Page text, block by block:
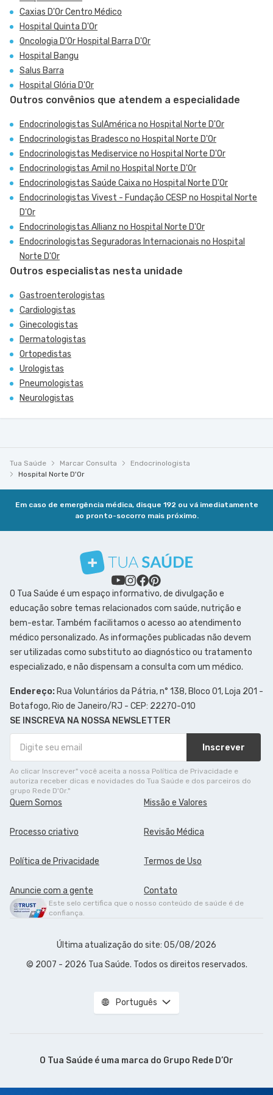
Caxias D'Or Centro Médico
Hospital Quinta D'Or
Oncologia D'Or Hospital Barra D'Or
Hospital Bangu
Salus Barra
Hospital Glória D'Or
Outros convênios que atendem a especialidade
Endocrinologistas SulAmérica no Hospital Norte D'Or
Endocrinologistas Bradesco no Hospital Norte D'Or
Endocrinologistas Mediservice no Hospital Norte D'Or
Endocrinologistas Amil no Hospital Norte D'Or
Endocrinologistas Saúde Caixa no Hospital Norte D'Or
Endocrinologistas Vivest - Fundação CESP no Hospital Norte
D'Or
Endocrinologistas Allianz no Hospital Norte D'Or
Endocrinologistas Seguradoras Internacionais no Hospital
Norte D'Or
Outros especialistas nesta unidade
Gastroenterologistas
Cardiologistas
Ginecologistas
Dermatologistas
Ortopedistas
Urologistas
Pneumologistas
Neurologistas
Tua Saúde Marcar Consulta
Endocrinologista
Hospital Norte D'Or
Em caso de emergência médica, disque 192 ou vá imediatamente
ao pronto-socorro mais próximo.
O Tua Saúde é um espaço informativo, de divulgação e
educação sobre temas relacionados com saúde, nutrição e
bem-estar. Também facilitamos o acesso ao atendimento
médico personalizado. As informações publicadas não devem
ser utilizadas como substituto ao diagnóstico ou tratamento
especializado, e não dispensam a consulta com um médico.
Endereço: Rua Voluntários da Pátria, n° 138, Bloco 01, Loja 201 -
Botafogo, Rio de Janeiro/RJ - CEP: 22270-010
SE INSCREVA NA NOSSA NEWSLETTER
Inscrever
Ao clicar Inscrever" você aceita a nossa Política de Privacidade e
autoriza receber dicas e novidades do Tua Saúde e dos parceiros do
grupo Rede D'Or."
Quem Somos Missão e Valores
Processo criativo Revisão Médica
Política de Privacidade Termos de Uso
Anuncie com a gente Contato
Este selo certifica que o nosso conteúdo de saúde é de
confiança.
Última atualização do site: 05/08/2026
© 2007 - 2026 Tua Saúde. Todos os direitos reservados.
Português
O Tua Saúde é uma marca do Grupo Rede D’Or